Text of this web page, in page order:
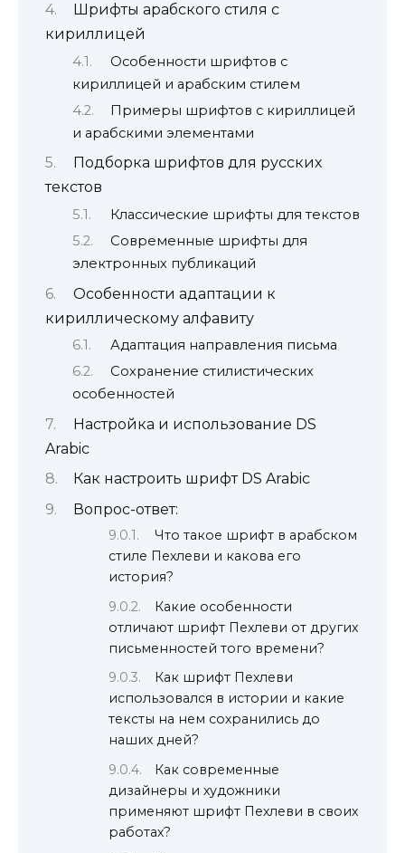
Шрифты арабского стиля с
кириллицей
Особенности шрифтов с
кириллицей и арабским стилем
Примеры шрифтов с кириллицей
и арабскими элементами
Подборка шрифтов для русских
текстов
Классические шрифты для текстов
Современные шрифты для
электронных публикаций
Особенности адаптации к
кириллическому алфавиту
Адаптация направления письма
Сохранение стилистических
особенностей
Настройка и использование DS
Arabic
Как настроить шрифт DS Arabic
Вопрос-ответ:
Что такое шрифт в арабском
стиле Пехлеви и какова его
история?
Какие особенности
отличают шрифт Пехлеви от других
письменностей того времени?
Как шрифт Пехлеви
использовался в истории и какие
тексты на нем сохранились до
наших дней?
Как современные
дизайнеры и художники
применяют шрифт Пехлеви в своих
работах?